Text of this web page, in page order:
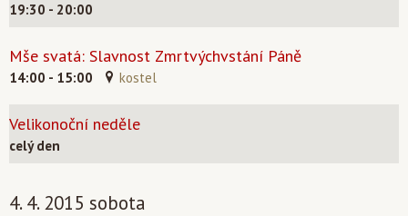
19:30 - 20:00
Mše svatá: Slavnost Zmrtvýchvstání Páně
14:00 - 15:00 kostel
Velikonoční neděle
celý den
4. 4. 2015 sobota